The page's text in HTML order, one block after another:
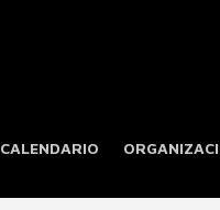
CALENDARIO